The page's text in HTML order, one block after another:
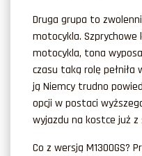
Druga grupa to
motocykla. Szprychowe
motocykla, tona
czasu taką rolę pełniła
ją Niemcy trudno
opcji w postaci
wyjazdu na kostce już z
Co z wersją M1300GS?